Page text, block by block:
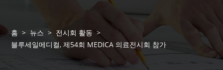
홈 > 뉴스 > 전시회 활동 >
블루세일메디컬, 제54회 MEDICA 의료전시회 참가